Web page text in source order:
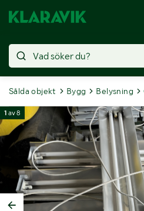
Sålda objekt Bygg Belysning
1 av8